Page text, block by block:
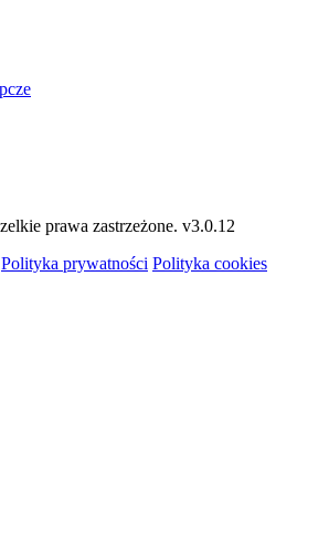
prawa zastrzeżone. v3.0.12
Polityka prywatności Polityka cookies